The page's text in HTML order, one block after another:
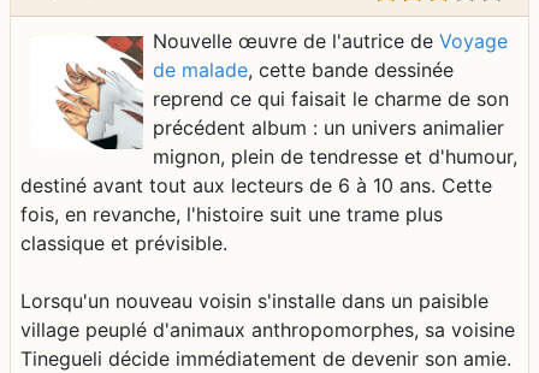
Nouvelle œuvre de l'autrice de Voyage
de malade, cette bande dessinée
reprend ce qui faisait le charme de son
précédent album : un univers animalier
mignon, plein de tendresse et d'humour,
destiné avant tout aux lecteurs de 6 à 10 ans. Cette
fois, en revanche, l'histoire suit une trame plus
classique et prévisible.
Lorsqu'un nouveau voisin s'installe dans un paisible
village peuplé d'animaux anthropomorphes, sa voisine
Tinegueli décide immédiatement de devenir son amie.